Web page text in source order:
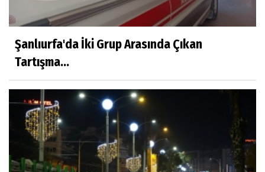
Şanlıurfa'da İki Grup Arasında Çıkan
Tartışma...